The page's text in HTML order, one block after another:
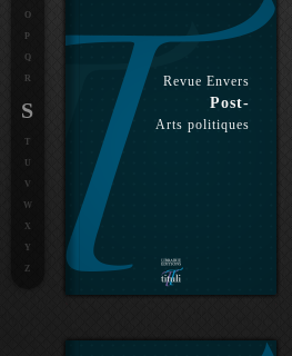
Revue Envers
Post-
Arts politiques
O
P
Q
R
S
T
U
V
W
X
Y
Z